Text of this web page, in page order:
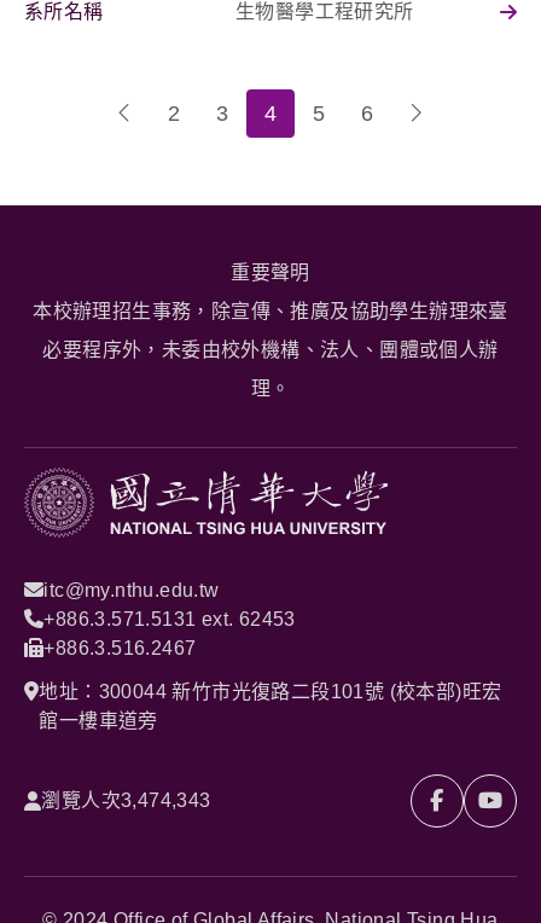
系所名稱 生物醫學工程研究所
2 3 4 5 6
重要聲明
本校辦理招生事務，除宣傳、推廣及協助學生辦理來臺
必要程序外，未委由校外機構、法人、團體或個人辦
理。
itc@my.nthu.edu.tw
+886.3.571.5131 ext. 62453
+886.3.516.2467
地址：300044 新竹市光復路二段101號 (校本部)旺宏
館一樓車道旁
瀏覽人次3,474,343